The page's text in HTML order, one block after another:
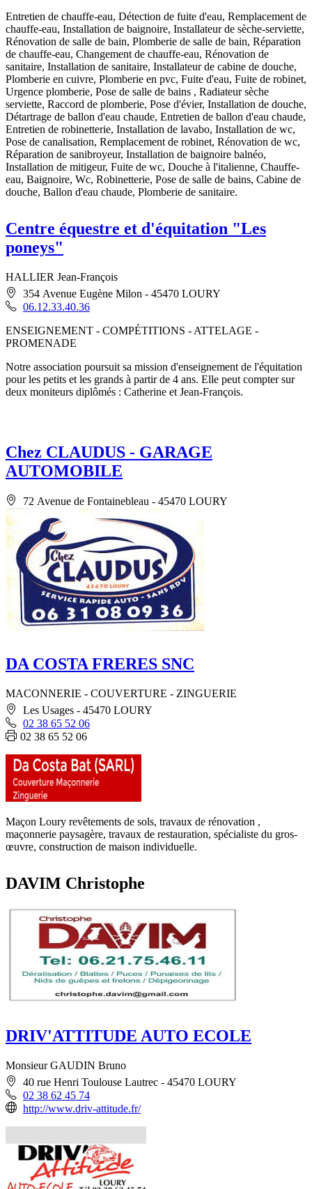
Entretien de chauffe-eau, Détection de fuite d'eau, Remplacement de
chauffe-eau, Installation de baignoire, Installateur de sèche-serviette,
Rénovation de salle de bain, Plomberie de salle de bain, Réparation
de chauffe-eau, Changement de chauffe-eau, Rénovation de
sanitaire, Installation de sanitaire, Installateur de cabine de douche,
Plomberie en cuivre, Plomberie en pvc, Fuite d'eau, Fuite de robinet,
Urgence plomberie, Pose de salle de bains , Radiateur sèche
serviette, Raccord de plomberie, Pose d'évier, Installation de douche,
Détartrage de ballon d'eau chaude, Entretien de ballon d'eau chaude,
Entretien de robinetterie, Installation de lavabo, Installation de wc,
Pose de canalisation, Remplacement de robinet, Rénovation de wc,
Réparation de sanibroyeur, Installation de baignoire balnéo,
Installation de mitigeur, Fuite de wc, Douche à l'italienne, Chauffe-
eau, Baignoire, Wc, Robinetterie, Pose de salle de bains, Cabine de
douche, Ballon d'eau chaude, Plomberie de sanitaire.
Centre équestre et d'équitation "Les
poneys"
HALLIER Jean-François
354 Avenue Eugène Milon - 45470 LOURY
06.12.33.40.36
ENSEIGNEMENT - COMPÉTITIONS - ATTELAGE -
PROMENADE
Notre association poursuit sa mission d'enseignement de l'équitation
pour les petits et les grands à partir de 4 ans. Elle peut compter sur
deux moniteurs diplômés : Catherine et Jean-François.
Chez CLAUDUS - GARAGE
AUTOMOBILE
72 Avenue de Fontainebleau - 45470 LOURY
DA COSTA FRERES SNC
MACONNERIE - COUVERTURE - ZINGUERIE
Les Usages - 45470 LOURY
02 38 65 52 06
02 38 65 52 06
Maçon Loury revêtements de sols, travaux de rénovation ,
maçonnerie paysagère, travaux de restauration, spécialiste du gros-
œuvre, construction de maison individuelle.
DAVIM Christophe
DRIV'ATTITUDE AUTO ECOLE
Monsieur GAUDIN Bruno
40 rue Henri Toulouse Lautrec - 45470 LOURY
02 38 62 45 74
http://www.driv-attitude.fr/